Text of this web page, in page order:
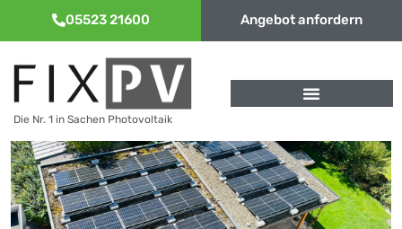
05523 21600 Angebot anfordern
Die Nr. 1 in Sachen Photovoltaik